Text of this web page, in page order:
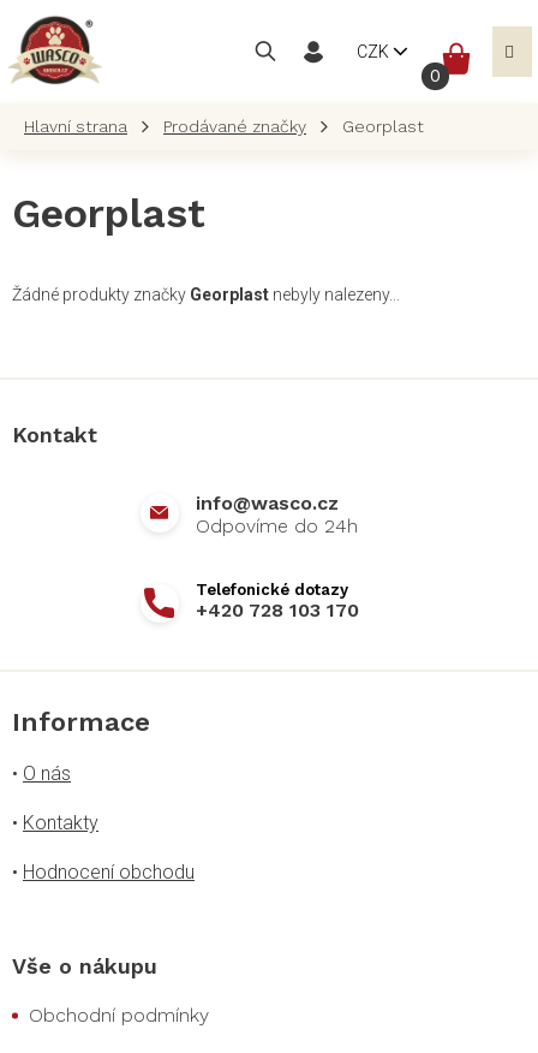
obsah
CZK
Prodávané značky Georplast
Georplast
Žádné produkty značky Georplast nebyly nalezeny...
Kontakt
info@wasco.cz
+420 728 103 170
Informace
• O nás
• Kontakty
• Hodnocení obchodu
Vše o nákupu
Obchodní podmínky